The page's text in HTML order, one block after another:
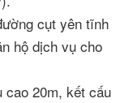
cụt yên tĩnh
hộ dịch vụ cho
cao 20m, kết cấu